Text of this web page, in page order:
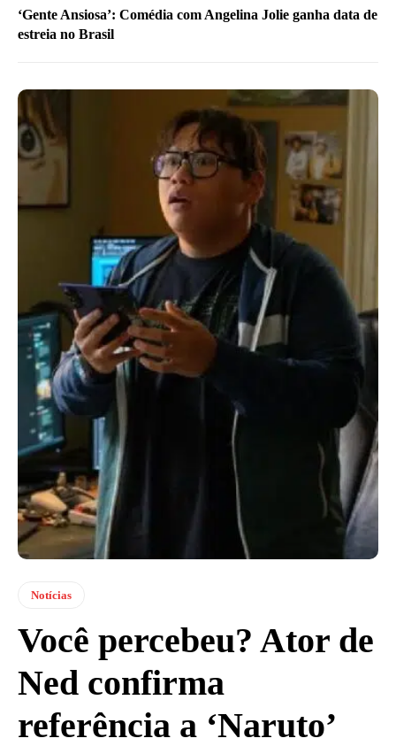
‘Gente Ansiosa’: Comédia com Angelina Jolie ganha data de
estreia no Brasil
Notícias
Você percebeu? Ator de
Ned confirma
referência a ‘Naruto’